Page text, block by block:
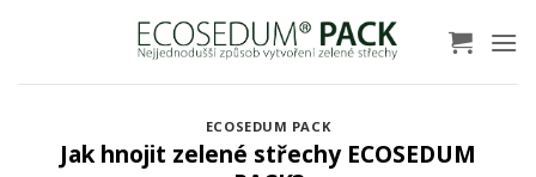
ECOSEDUM PACK
Jak hnojit zelené střechy ECOSEDUM